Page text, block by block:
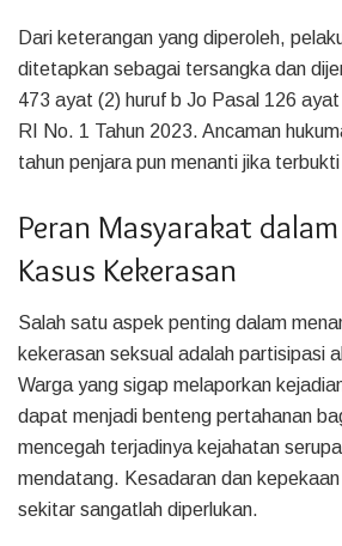
Dari keterangan yang diperoleh,
ditetapkan sebagai tersangka dan
473 ayat (2) huruf b Jo Pasal 126
RI No. 1 Tahun 2023. Ancaman
tahun penjara pun menanti jika
Peran Masyarakat
Kasus Kekerasan
Salah satu aspek penting dalam
kekerasan seksual adalah partisipasi
Warga yang sigap melaporkan
dapat menjadi benteng pertahanan
mencegah terjadinya kejahatan
mendatang. Kesadaran dan
sekitar sangatlah diperlukan.